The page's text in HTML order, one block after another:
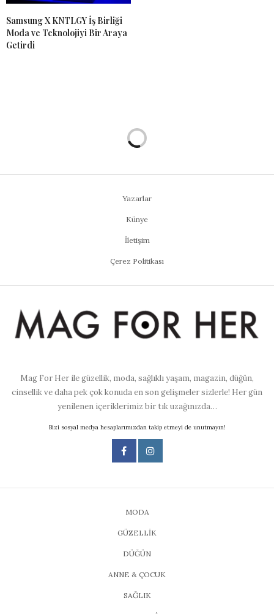
Samsung X KNTLGY İş Birliği
Moda ve Teknolojiyi Bir Araya
Getirdi
Yazarlar
Künye
İletişim
Çerez Politikası
Mag For Her ile güzellik, moda, sağlıklı yaşam, magazin, düğün,
cinsellik ve daha pek çok konuda en son gelişmeler sizlerle! Her gün
yenilenen içeriklerimiz bir tık uzağınızda…
Bizi sosyal medya hesaplarımızdan takip etmeyi de unutmayın!
MODA
GÜZELLİK
DÜĞÜN
ANNE & ÇOCUK
SAĞLIK